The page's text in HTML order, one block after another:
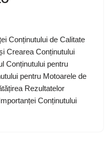
Conținutului de Calitate
Crearea Conținutului
Conținutului pentru
pentru Motoarele de
Rezultatelor
Conținutului